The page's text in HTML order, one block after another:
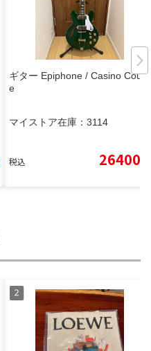
ギター Epiphone / Casino Coup
e
マイストア在庫： 3114
税込 26400